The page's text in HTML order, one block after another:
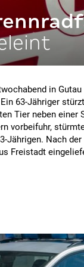
in
63-Jähriger
Tier neben einer
vorbeifuhr,
Jährigen. Nach
Freistadt